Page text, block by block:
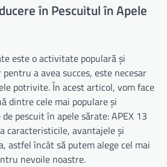
în Pescuitul în Apele
este o activitate populară și
a avea succes, este necesar
potrivite. În acest articol, vom face
dintre cele mai populare și
pescuit în apele sărate: APEX 13
caracteristicile, avantajele și
astfel încât să putem alege cel mai
nevoile noastre.